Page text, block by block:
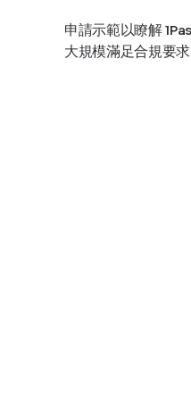
申請示範以瞭解
大規模滿足合規要